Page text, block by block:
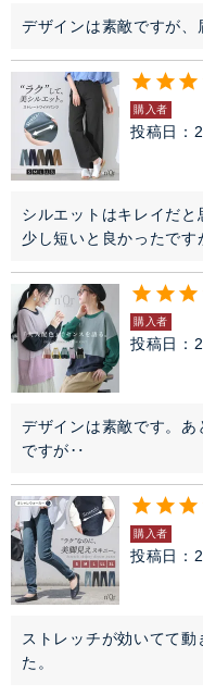
デザインは素敵ですが、
購入者
投稿日
シルエットはキレイだと
少し短いと良かったです
購入者
投稿日
デザインは素敵です。
ですが‥
購入者
投稿日
ストレッチが効いてて
た。